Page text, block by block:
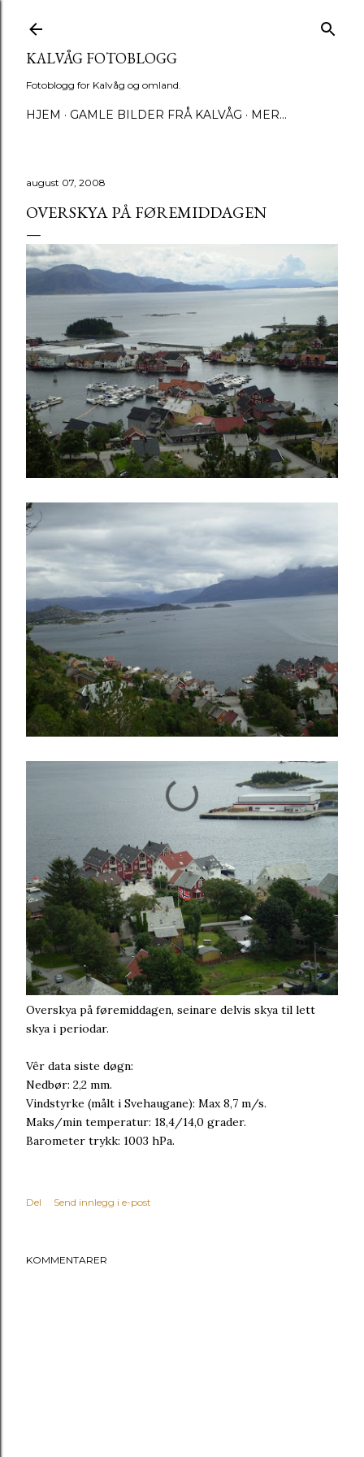
KALVÅG FOTOBLOGG
Fotoblogg for Kalvåg og omland.
HJEM GAMLE BILDER FRÅ KALVÅG MER…
august 07, 2008
OVERSKYA PÅ FØREMIDDAGEN
Overskya på føremiddagen, seinare delvis skya til lett
skya i periodar.
Vêr data siste døgn:
Nedbør: 2,2 mm.
Vindstyrke (målt i Svehaugane): Max 8,7 m/s.
Maks/min temperatur: 18,4/14,0 grader.
Barometer trykk: 1003 hPa.
Del Send innlegg i e-post
KOMMENTARER